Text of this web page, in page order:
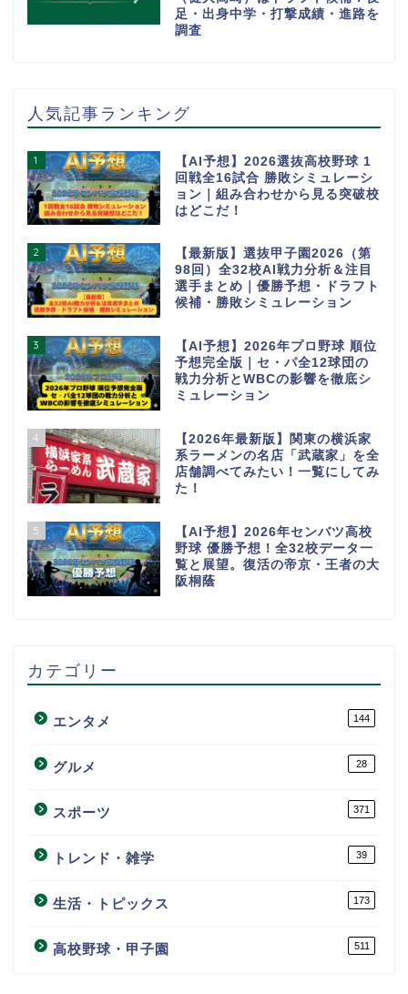
足・出身中学・打撃成績・進路を
調査
人気記事ランキング
1
【AI予想】2026選抜高校野球 1
回戦全16試合 勝敗シミュレーシ
ョン｜組み合わせから見る突破校
はどこだ！
2
【最新版】選抜甲子園2026（第
98回）全32校AI戦力分析＆注目
選手まとめ｜優勝予想・ドラフト
候補・勝敗シミュレーション
3
【AI予想】2026年プロ野球 順位
予想完全版｜セ・パ全12球団の
戦力分析とWBCの影響を徹底シ
ミュレーション
4
【2026年最新版】関東の横浜家
系ラーメンの名店「武蔵家」を全
店舗調べてみたい！一覧にしてみ
た！
5
【AI予想】2026年センバツ高校
野球 優勝予想！全32校データ一
覧と展望。復活の帝京・王者の大
阪桐蔭
カテゴリー
エンタメ 144
グルメ 28
スポーツ 371
トレンド・雑学 39
生活・トピックス 173
高校野球・甲子園 511